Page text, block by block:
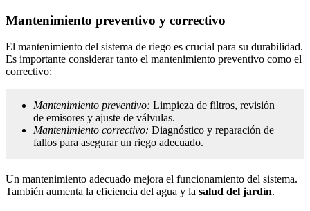
Mantenimiento preventivo y correctivo
El mantenimiento del sistema de riego es crucial para su durabilidad.
Es importante considerar tanto el mantenimiento preventivo como el
correctivo:
Mantenimiento preventivo: Limpieza de filtros, revisión
de emisores y ajuste de válvulas.
Mantenimiento correctivo: Diagnóstico y reparación de
fallos para asegurar un riego adecuado.
Un mantenimiento adecuado mejora el funcionamiento del sistema.
También aumenta la eficiencia del agua y la salud del jardín.